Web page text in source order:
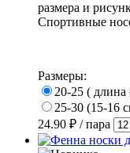
размера и
Спортивные
Размеры:
20-25 (
25-30 (15-16
24.90 ₽ / пара